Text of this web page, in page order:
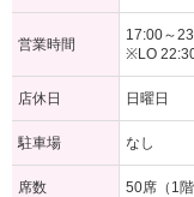
営業時間
17:00～
※LO
店休日 日曜日
駐車場 なし
席数 50席（1